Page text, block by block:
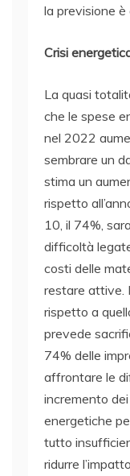
la previsione è
Crisi
La quasi
che le spese
nel 2022
sembrare un
stima un
rispetto
10, il 74%,
difficoltà
costi delle
restare attive.
rispetto a
prevede
74% delle
affrontare le
incremento
energetiche
tutto
ridurre